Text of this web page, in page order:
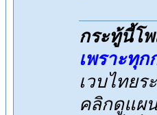
กระทู้นี้โ
เพราะทุ
เวบไทย
คลิกดูแผ